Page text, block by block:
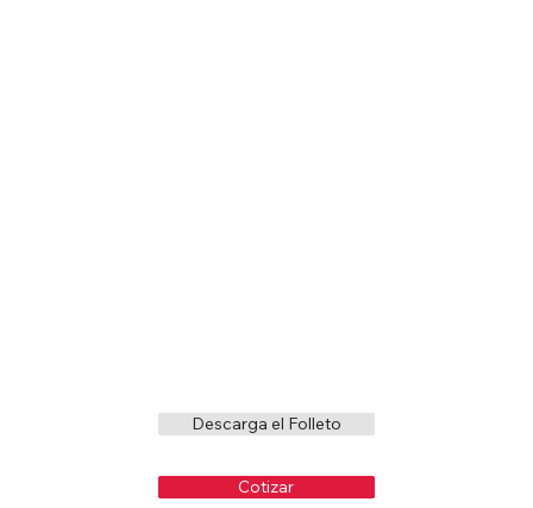
Descarga el Folleto
Cotizar